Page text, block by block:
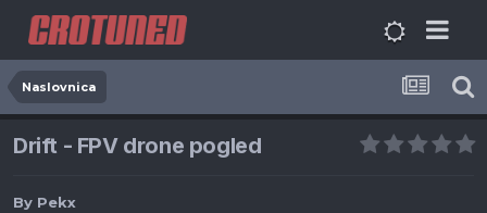
Naslovnica
Drift - FPV drone pogled
By Pekx